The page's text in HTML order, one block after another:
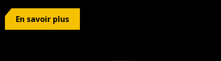
En savoir plus